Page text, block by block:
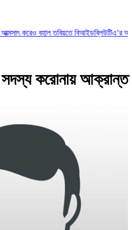
বহাল তবিয়তে বিআইডব্লিউটিএ’র অতিরিক্ত
করোনায় আক্রান্ত